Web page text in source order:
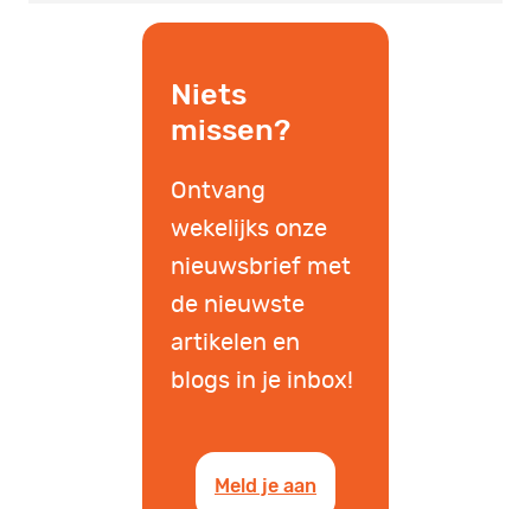
Niets
missen?
Ontvang
wekelijks onze
nieuwsbrief met
de nieuwste
artikelen en
blogs in je inbox!
Meld je aan